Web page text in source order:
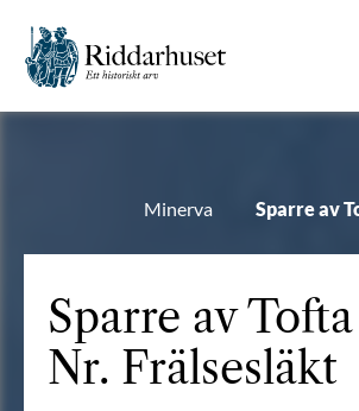
Minerva Sparre av
Sparre av
Nr. Frälsesläkt